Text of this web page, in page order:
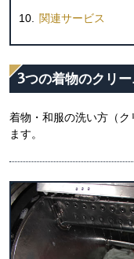
関連サービス
3つの着物のクリ
着物・和服の洗い方（ク
ます。